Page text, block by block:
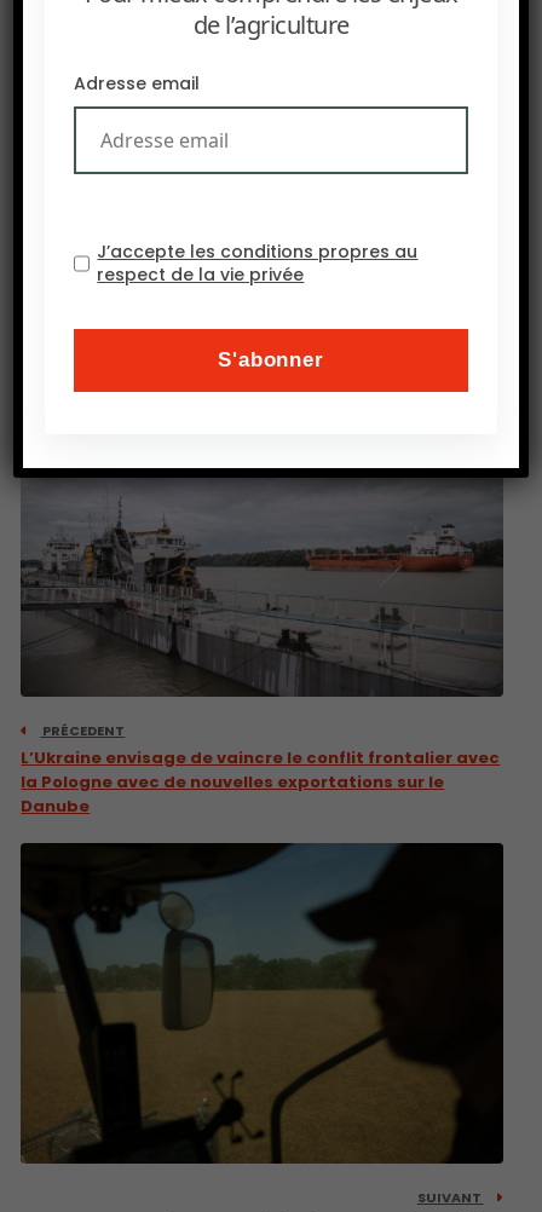
– Des questions persistent quant aux impacts
écosystèmes marins.
PRÉCEDENT
L’Ukraine envisage de vaincre le conflit frontalier avec
la Pologne avec de nouvelles exportations sur le
Danube
SUIVANT
de l’agriculture
Adresse email
J’accepte les conditions propres au
respect de la vie privée